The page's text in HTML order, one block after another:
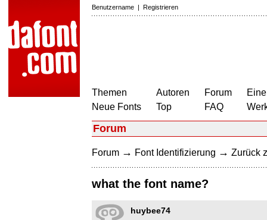
Benutzername | Registrieren
Themen
Neue Fonts
Autoren
Top
Forum
FAQ
Forum
Forum → Font Identifizierung → Zurück
what the font name?
huybee74